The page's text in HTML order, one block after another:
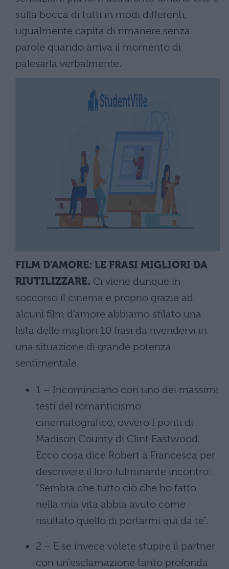
sulla bocca di tutti in modi differenti,
ugualmente capita di rimanere senza
parole quando arriva il momento di
palesarla verbalmente.
FILM D'AMORE: LE FRASI MIGLIORI DA
RIUTILIZZARE. Ci viene dunque in
soccorso il cinema e proprio grazie ad
alcuni film d'amore abbiamo stilato una
lista delle migliori 10 frasi da rivendervi in
una situazione di grande potenza
sentimentale.
1 – Incominciano con uno dei massimi
testi del romanticismo
cinematografico, ovvero I ponti di
Madison County di Clint Eastwood.
Ecco cosa dice Robert a Francesca per
descrivere il loro fulminante incontro:
“Sembra che tutto ciò che ho fatto
nella mia vita abbia avuto come
risultato quello di portarmi qui da te”.
2 – E se invece volete stupire il partner
con un'esclamazione tanto profonda